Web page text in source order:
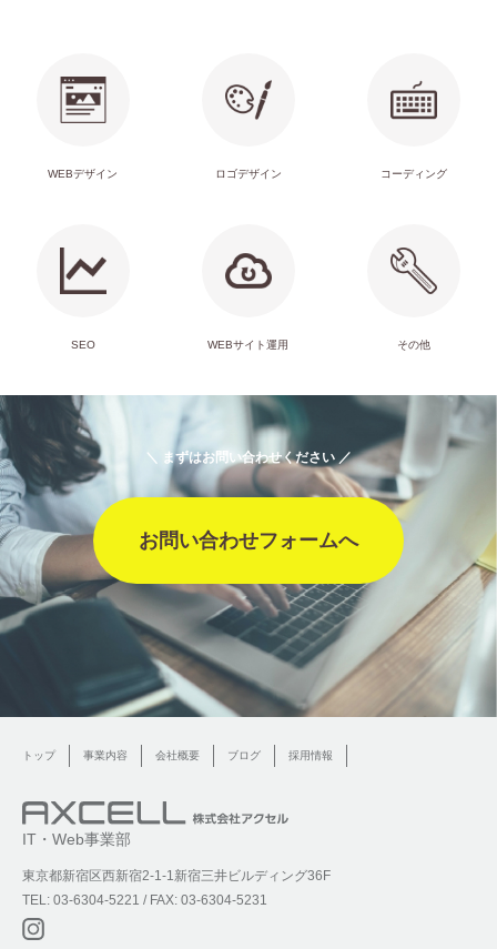
WEBデザイン ロゴデザイン コーディング
SEO WEBサイト運用 その他
＼ まずはお問い合わせください ／
お問い合わせフォームへ
IT・Web事業部
トップ 事業内容 会社概要 ブログ 採用情報
東京都新宿区西新宿2-1-1新宿三井ビルディング36F
TEL: 03-6304-5221 / FAX: 03-6304-5231